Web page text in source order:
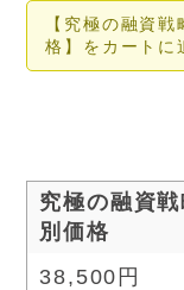
【究極の融資
格】をカートに
究極の融資
別価格
38,500円